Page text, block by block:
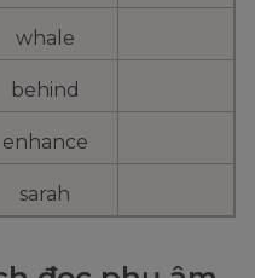
whale
behind
enhance
sarah